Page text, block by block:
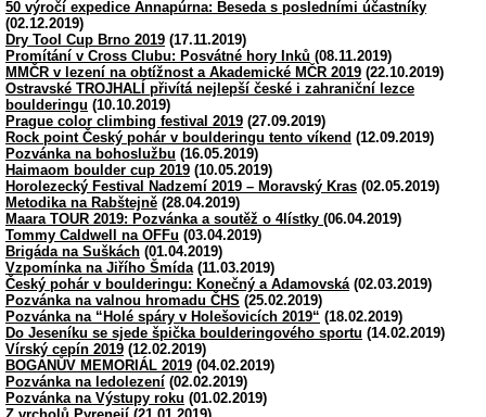
50 výročí expedice Annapúrna: Beseda s posledními účastníky
(02.12.2019)
Dry Tool Cup Brno 2019 (17.11.2019)
Promítání v Cross Clubu: Posvátné hory Inků (08.11.2019)
MMČR v lezení na obtížnost a Akademické MČR 2019 (22.10.2019)
Ostravské TROJHALÍ přivítá nejlepší české i zahraniční lezce
boulderingu (10.10.2019)
Prague color climbing festival 2019 (27.09.2019)
Rock point Český pohár v boulderingu tento víkend (12.09.2019)
Pozvánka na bohoslužbu (16.05.2019)
Haimaom boulder cup 2019 (10.05.2019)
Horolezecký Festival Nadzemí 2019 – Moravský Kras (02.05.2019)
Metodika na Rabštejně (28.04.2019)
Maara TOUR 2019: Pozvánka a soutěž o 4lístky (06.04.2019)
Tommy Caldwell na OFFu (03.04.2019)
Brigáda na Suškách (01.04.2019)
Vzpomínka na Jiřího Šmída(11.03.2019)
Český pohár v boulderingu: Konečný a Adamovská(02.03.2019)
Pozvánka na valnou hromadu ČHS (25.02.2019)
Pozvánka na “Holé spáry v Holešovicích 2019“ (18.02.2019)
Do Jeseníku se sjede špička boulderingového sportu (14.02.2019)
Vírský cepín 2019 (12.02.2019)
BOGANŮV MEMORIÁL 2019 (04.02.2019)
Pozvánka na ledolezení (02.02.2019)
Pozvánka na Výstupy roku (01.02.2019)